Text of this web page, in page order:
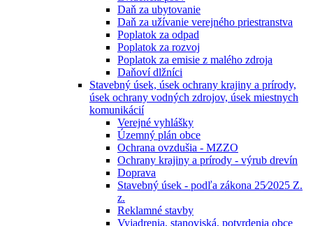
Daň za ubytovanie
Daň za užívanie verejného priestranstva
Poplatok za odpad
Poplatok za rozvoj
Poplatok za emisie z malého zdroja
Daňoví dlžníci
Stavebný úsek, úsek ochrany krajiny a prírody,
úsek ochrany vodných zdrojov, úsek miestnych
komunikácií
Verejné vyhlášky
Územný plán obce
Ochrana ovzdušia - MZZO
Ochrany krajiny a prírody - výrub drevín
Doprava
Stavebný úsek - podľa zákona 25⁄2025 Z.
z.
Reklamné stavby
Vyjadrenia, stanoviská, potvrdenia obce